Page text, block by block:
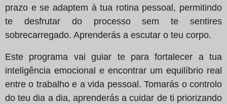
prazo e se adaptem à tua rotina pessoal, permitindo
te desfrutar do processo sem te sentires
sobrecarregado. Aprenderás a escutar o teu corpo.
Este programa vai guiar te para fortalecer a tua
inteligência emocional e encontrar um equilíbrio real
entre o trabalho e a vida pessoal. Tomarás o controlo
do teu dia a dia, aprenderás a cuidar de ti priorizando